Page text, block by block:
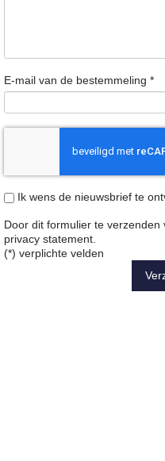
E-mail van de bestemmeling *
Ik wens de nieuwsbrief te
Door dit formulier te
privacy statement
(*) verplichte velden